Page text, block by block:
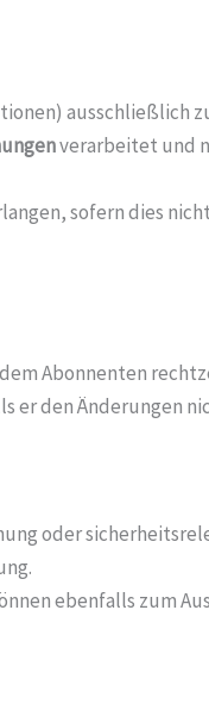
ausschließlich
verarbeitet und
sofern dies
Abonnenten
er den Änderungen
oder
ebenfalls zum